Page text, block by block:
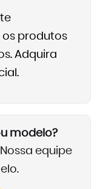
produtos
Adquira
modelo?
equipe